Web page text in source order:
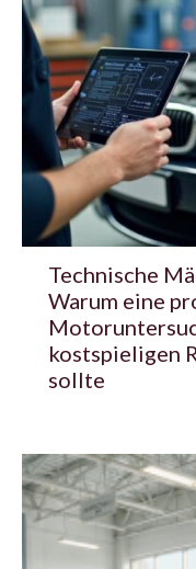
Technische
Warum eine
kostspieligen
sollte